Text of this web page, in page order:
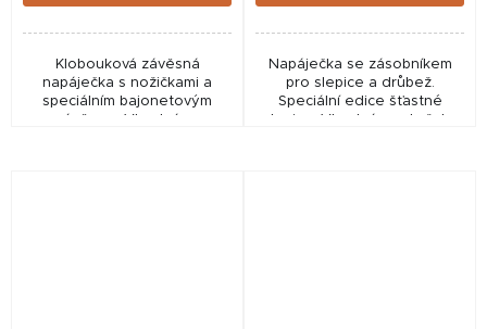
Klobouková závěsná
napáječka s nožičkami a
speciálním bajonetovým
Napáječka se zásobníkem
pro slepice a drůbež.
Speciální edice šťastné